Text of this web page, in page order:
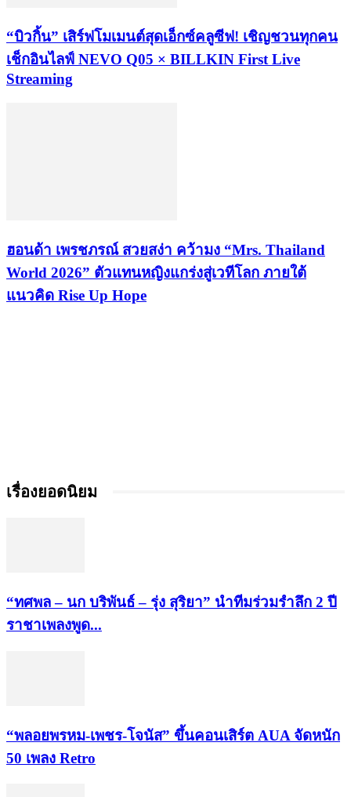
“บิวกิ้น” เสิร์ฟโมเมนต์สุดเอ็กซ์คลูซีฟ! เชิญชวนทุกคน
เช็กอินไลฟ์ NEVO Q05 × BILLKIN First Live
Streaming
ฮอนด้า เพรชภรณ์ สวยสง่า คว้ามง “Mrs. Thailand
World 2026” ตัวแทนหญิงแกร่งสู่เวทีโลก ภายใต้
แนวคิด Rise Up Hope
เรื่องยอดนิยม
“ทศพล – นก บริพันธ์ – รุ่ง สุริยา” นำทีมร่วมรำลึก 2 ปี
ราชาเพลงพูด...
“พลอยพรหม-เพชร-โจนัส” ขึ้นคอนเสิร์ต AUA จัดหนัก
50 เพลง Retro